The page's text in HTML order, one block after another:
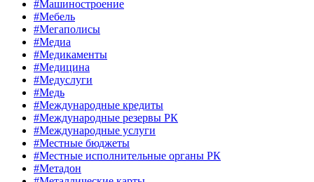
#Машиностроение
#Мебель
#Мегаполисы
#Медиа
#Медикаменты
#Медицина
#Медуслуги
#Медь
#Международные кредиты
#Международные резервы РК
#Международные услуги
#Местные бюджеты
#Местные исполнительные органы РК
#Метадон